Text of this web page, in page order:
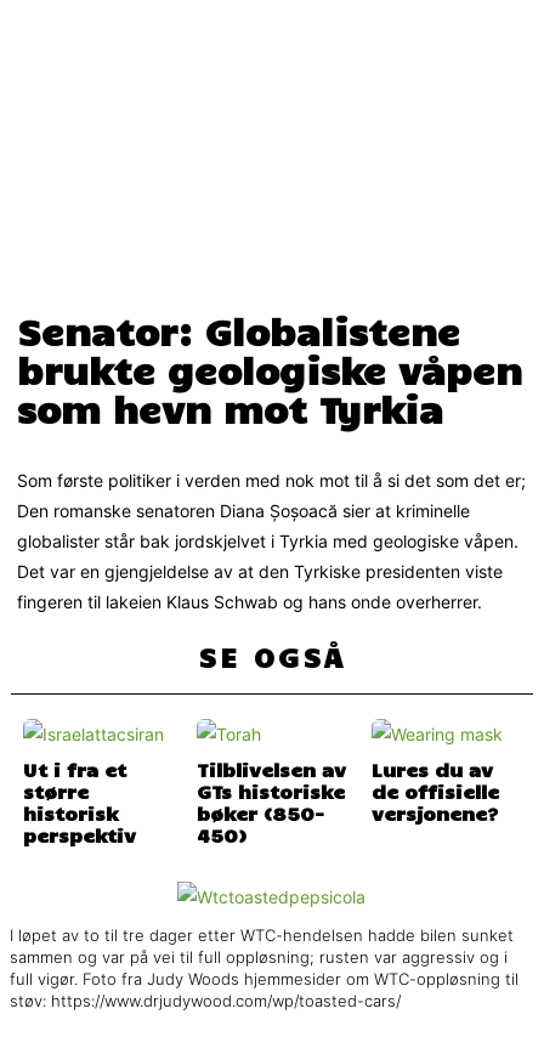
Senator: Globalistene
brukte geologiske våpen
som hevn mot Tyrkia
Som første politiker i verden med nok mot til å si det som det er;
Den romanske senatoren Diana Șoșoacă sier at kriminelle
globalister står bak jordskjelvet i Tyrkia med geologiske våpen.
Det var en gjengjeldelse av at den Tyrkiske presidenten viste
fingeren til lakeien Klaus Schwab og hans onde overherrer.
SE OGSÅ
Ut i fra et
større
historisk
perspektiv
Tilblivelsen av
GTs historiske
bøker (850-
450)
Lures du av
de offisielle
versjonene?
I løpet av to til tre dager etter WTC-hendelsen hadde bilen sunket
sammen og var på vei til full oppløsning; rusten var aggressiv og i
full vigør. Foto fra Judy Woods hjemmesider om WTC-oppløsning til
støv: https://www.drjudywood.com/wp/toasted-cars/